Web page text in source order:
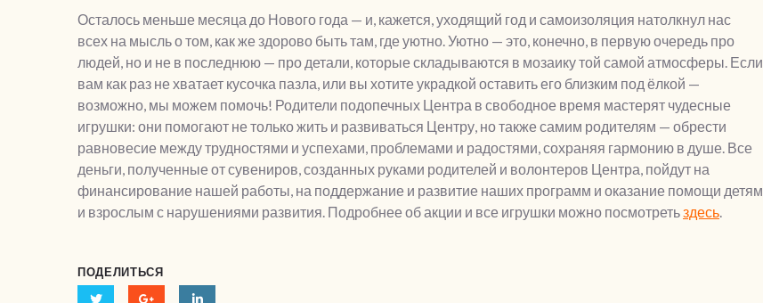
Осталось меньше месяца до Нового года — и, кажется, уходящий год и самоизоляция натолкнул нас
всех на мысль о том, как же здорово быть там, где уютно. Уютно — это, конечно, в первую очередь про
людей, но и не в последнюю — про детали, которые складываются в мозаику той самой атмосферы. Если
вам как раз не хватает кусочка пазла, или вы хотите украдкой оставить его близким под ёлкой —
возможно, мы можем помочь! Родители подопечных Центра в свободное время мастерят чудесные
игрушки: они помогают не только жить и развиваться Центру, но также самим родителям — обрести
равновесие между трудностями и успехами, проблемами и радостями, сохраняя гармонию в душе. Все
деньги, полученные от сувениров, созданных руками родителей и волонтеров Центра, пойдут на
финансирование нашей работы, на поддержание и развитие наших программ и оказание помощи детям
и взрослым с нарушениями развития. Подробнее об акции и все игрушки можно посмотретьздесь.
ПОДЕЛИТЬСЯ